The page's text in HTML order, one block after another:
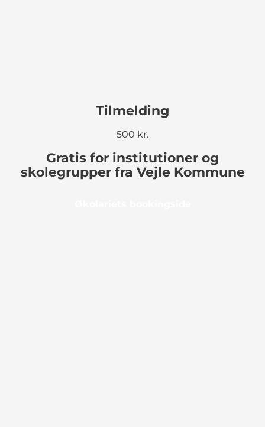
Tilmelding
500 kr.
Gratis for institutioner og
skolegrupper fra Vejle Kommune